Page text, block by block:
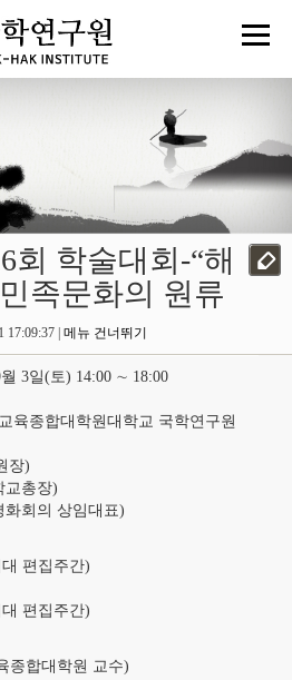
회 학술대회-“해
족문화의 원류
17:09:37 | 메뉴 건너뛰기
3일(토) 14:00 ∼ 18:00
육종합대학원대학교 국학연구원
장)
교총장)
회의 상임대표)
편집주간)
편집주간)
합대학원 교수)